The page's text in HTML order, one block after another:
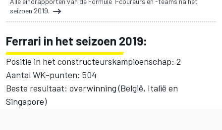
seizoen 2019.
Ferrari in het seizoen 2019:
Positie in het constructeurskampioenschap: 2
Aantal WK-punten: 504
Beste resultaat: overwinning (België, Italië en
Singapore)